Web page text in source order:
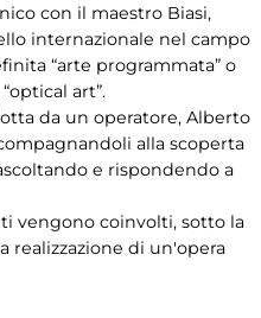
con il maestro Biasi,
internazionale nel campo
“arte programmata” o
art”.
da un operatore, Alberto
alla scoperta
e rispondendo a
vengono coinvolti, sotto la
realizzazione di un'opera